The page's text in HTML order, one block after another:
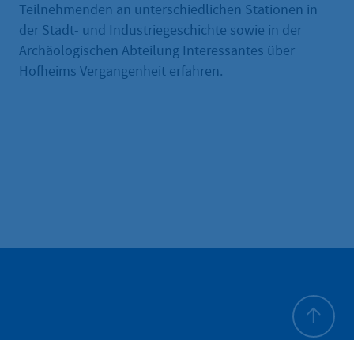
Teilnehmenden an unterschiedlichen Stationen in
der Stadt- und Industriegeschichte sowie in der
Archäologischen Abteilung Interessantes über
Hofheims Vergangenheit erfahren.